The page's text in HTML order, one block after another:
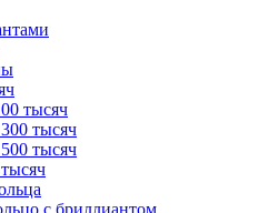
тысяч
тысяч
тысяч
с бриллиантом